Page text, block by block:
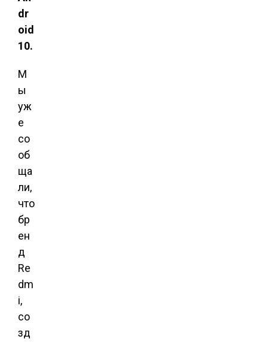
dr
oid
10.
М
ы
уж
е
со
об
ща
ли,
что
бр
ен
д
Re
dm
i,
со
зд